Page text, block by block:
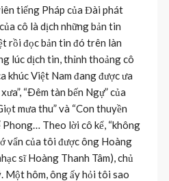
tiếng Pháp của Đài phát
cô là dịch những bản tin
rồi đọc bản tin đó trên làn
lúc dịch tin, thỉnh thoảng cô
khúc Việt Nam đang được ưa
“Ðêm tàn bến Ngự” của
mưa thu” và “Con thuyền
Phong… Theo lời cô kể, “không
vẩn của tôi được ông Hoàng
sĩ Hoàng Thanh Tâm), chủ
Một hôm, ông ấy hỏi tôi sao